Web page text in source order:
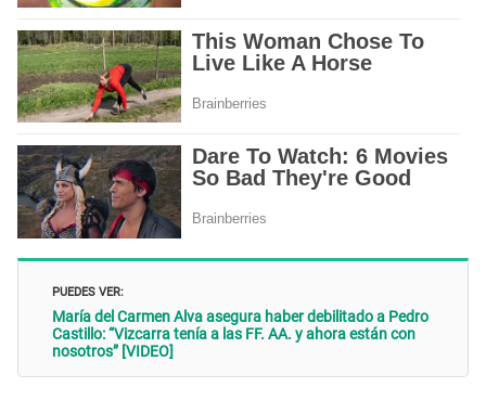
PUEDES VER:
María del Carmen Alva asegura haber debilitado a Pedro
Castillo: “Vizcarra tenía a las FF. AA. y ahora están con
nosotros” [VIDEO]